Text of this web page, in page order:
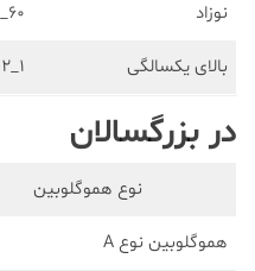
نوزاد ۶۰_۸۰ درصد
بالای یکسالگی ۱_۲ درصد
در بزرگسالان
نوع هموگلوبین
هموگلوبین نوع A